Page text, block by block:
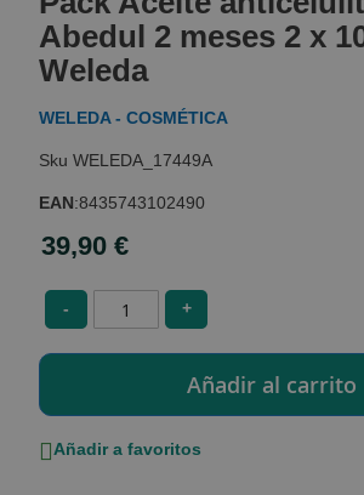
beginning
of
the
gallery
Abedul 2 meses 2 x
Weleda
WELEDA - COSMÉTICA
WELEDA_17449A
EAN:8435743102490
39,90 €
- +
Añadir a favoritos